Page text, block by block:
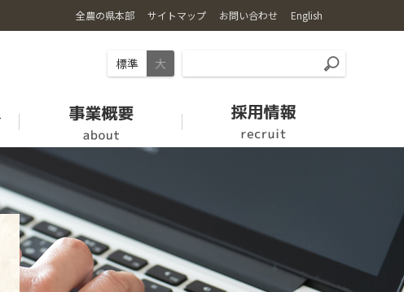
全農の県本部 サイトマップ お問い合わせ English
標準 大
お肉
愛情館
【休止中】労働力支援の取り組み
家畜市場開設日
新規就農希望者の方へ
クミアイプロパン
福祉用具情報
組織・機構
ロゴマーク・キャラクター
採用情報